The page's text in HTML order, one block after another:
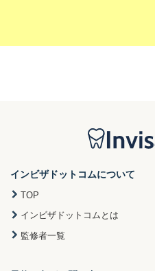
インビザドットコムについて
TOP
インビザドットコムとは
監修者一覧